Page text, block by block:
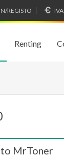
REGISTO IVA:
Renting
MrToner